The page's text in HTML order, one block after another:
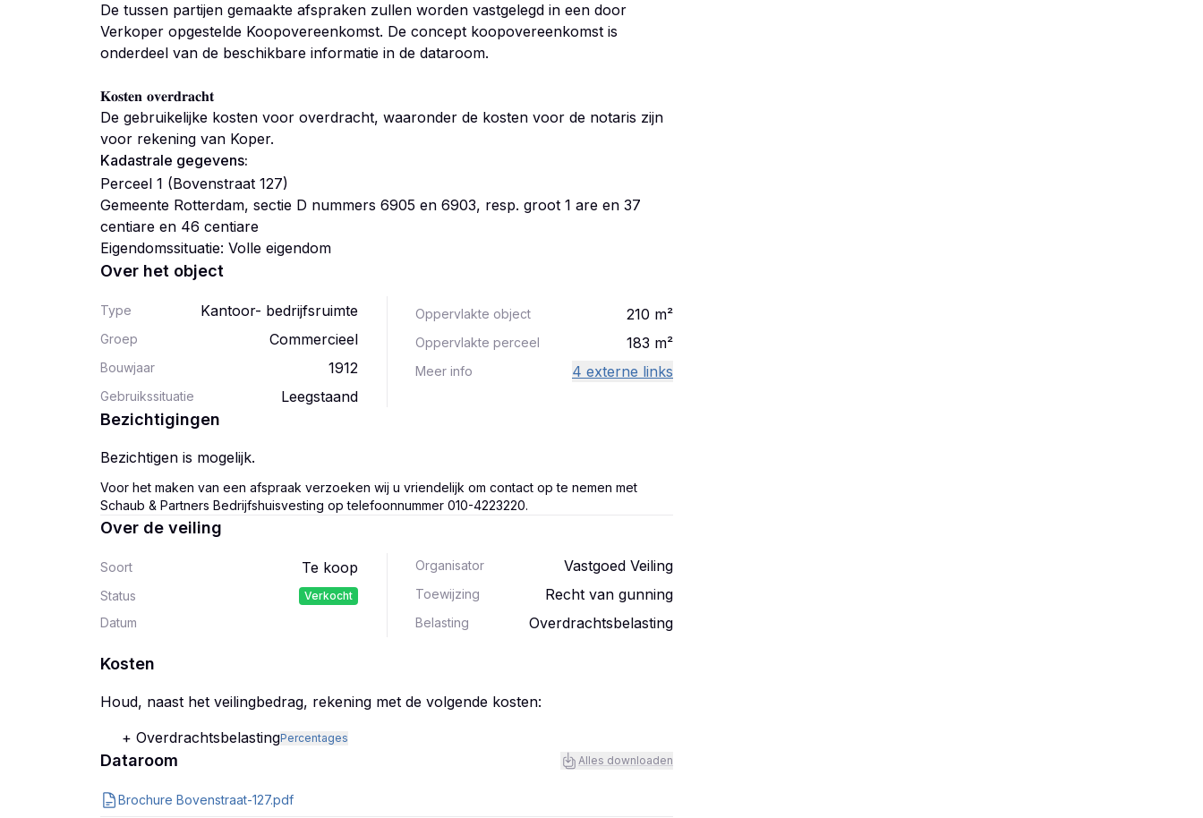
De tussen partijen gemaakte afspraken zullen worden vastgelegd in een door
Verkoper opgestelde Koopovereenkomst. De concept koopovereenkomst is
onderdeel van de beschikbare informatie in de dataroom.
𝐊𝐨𝐬𝐭𝐞𝐧 𝐨𝐯𝐞𝐫𝐝𝐫𝐚𝐜𝐡𝐭
De gebruikelijke kosten voor overdracht, waaronder de kosten voor de notaris zijn
voor rekening van Koper.
Kadastrale gegevens:
Perceel 1 (Bovenstraat 127)
Gemeente Rotterdam, sectie D nummers 6905 en 6903, resp. groot 1 are en 37
centiare en 46 centiare
Eigendomssituatie: Volle eigendom
Over het object
Type Kantoor- bedrijfsruimte
Groep Commercieel
Bouwjaar 1912
Gebruikssituatie Leegstaand
Oppervlakte object 210 m²
Oppervlakte perceel 183 m²
Meer info 4 externe links
Bezichtigingen
Bezichtigen is mogelijk.
Voor het maken van een afspraak verzoeken wij u vriendelijk om contact op te nemen met
Schaub & Partners Bedrijfshuisvesting op telefoonnummer 010-4223220.
Over de veiling
Soort Te koop
Status Verkocht
Datum
Organisator Vastgoed Veiling
Toewijzing Recht van gunning
Belasting Overdrachtsbelasting
Kosten
Houd, naast het veilingbedrag, rekening met de volgende kosten:
+ OverdrachtsbelastingPercentages
Dataroom Alles downloaden
Brochure Bovenstraat-127.pdf